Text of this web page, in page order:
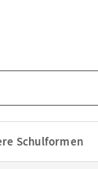
Schulformen